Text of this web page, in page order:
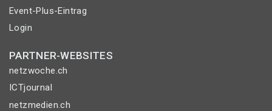
Event-Plus-Eintrag
Login
PARTNER-WEBSITES
netzwoche.ch
ICTjournal
netzmedien.ch